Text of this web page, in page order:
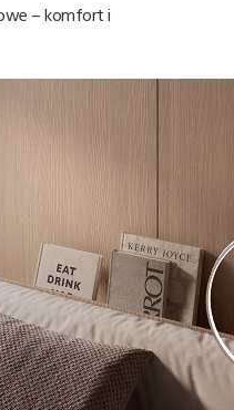
– komfort i